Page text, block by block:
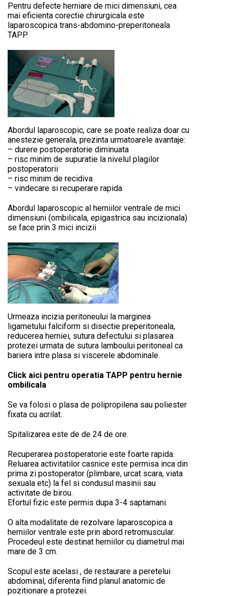
Pentru defecte herniare de mici dimensiuni, cea
mai eficienta corectie chirurgicala este
laparoscopica trans-abdomino-preperitoneala
TAPP.
Abordul laparoscopic, care se poate realiza doar cu
anestezie generala, prezinta urmatoarele avantaje:
– durere postoperatorie diminuata
– risc minim de supuratie la nivelul plagilor
postoperatorii
– risc minim de recidiva
– vindecare si recuperare rapida
Abordul laparoscopic al herniilor ventrale de mici
dimensiuni (ombilicala, epigastrica sau incizionala)
se face prin 3 mici incizii
Urmeaza incizia peritoneului la marginea
ligametului falciform si disectie preperitoneala,
reducerea herniei, sutura defectului si plasarea
protezei urmata de sutura lamboului peritoneal ca
bariera intre plasa si viscerele abdominale.
Click aici pentru operatia TAPP pentru hernie
ombilicala
Se va folosi o plasa de polipropilena sau poliester
fixata cu acrilat.
Spitalizarea este de de 24 de ore.
Recuperarea postoperatorie este foarte rapida.
Reluarea activitatilor casnice este permisa inca din
prima zi postoperator (plimbare, urcat scara, viata
sexuala etc) la fel si condusul masinii sau
activitate de birou.
Efortul fizic este permis dupa 3-4 saptamani.
O alta modalitate de rezolvare laparoscopica a
herniilor ventrale este prin abord retromuscular.
Procedeul este destinat herniilor cu diametrul mai
mare de 3 cm.
Scopul este acelasi , de restaurare a peretelui
abdominal, diferenta fiind planul anatomic de
pozitionare a protezei.